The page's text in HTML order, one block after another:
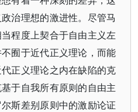
治理想的激进性。尽管马
程度上契合于自由主义左
囿于近代正义理论，而能
正义理论之内在缺陷的克
于自我所有原则的自由主
斯差别原则中的激励论证